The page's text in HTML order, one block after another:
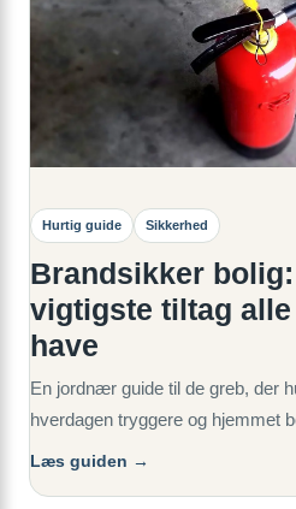
Hurtig guide Sikkerhed
Brandsikker bolig:
vigtigste tiltag
have
En jordnær guide til de greb, der
hverdagen tryggere og hjemmet
Læs guiden →